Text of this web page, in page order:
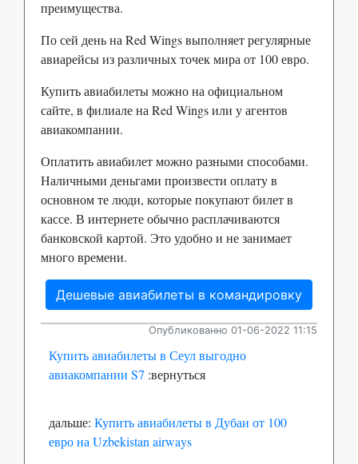
преимущества.
По сей день на Red Wings выполняет регулярные
авиарейсы из различных точек мира от 100 евро.
Купить авиабилеты можно на официальном
сайте, в филиале на Red Wings или у агентов
авиакомпании.
Оплатить авиабилет можно разными способами.
Наличными деньгами произвести оплату в
основном те люди, которые покупают билет в
кассе. В интернете обычно расплачиваются
банковской картой. Это удобно и не занимает
много времени.
Дешевые авиабилеты в командировку
Опубликованно 01-06-2022 11:15
Купить авиабилеты в Сеул выгодно
авиакомпании S7 :вернуться
дальше: Купить авиабилеты в Дубаи от 100
евро на Uzbekistan airways